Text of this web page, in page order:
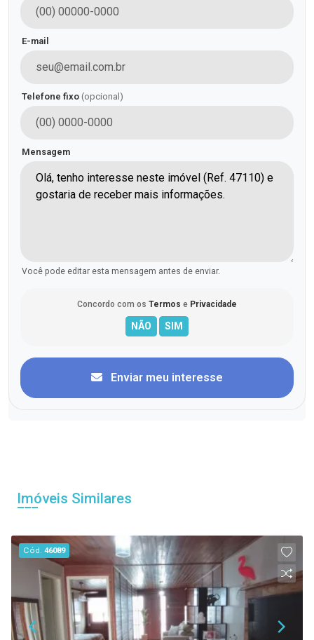
E-mail
Telefone fixo (opcional)
Mensagem
Você pode editar esta mensagem antes de enviar.
Concordo com os Termos e Privacidade
Enviar meu interesse
Imóveis Similares
Cód.46089